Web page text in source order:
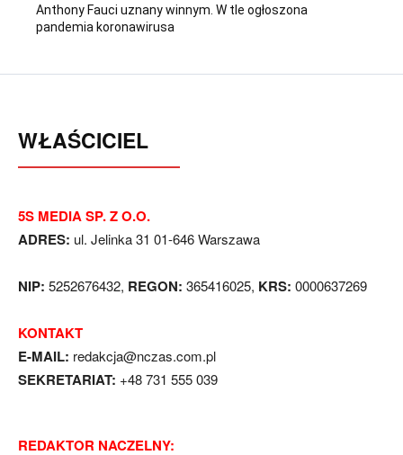
Anthony Fauci uznany winnym. W tle ogłoszona
pandemia koronawirusa
WŁAŚCICIEL
5S MEDIA SP. Z O.O.
ADRES: ul. Jelinka 31 01-646 Warszawa
NIP: 5252676432, REGON: 365416025, KRS: 0000637269
KONTAKT
E-MAIL: redakcja@nczas.com.pl
SEKRETARIAT: +48 731 555 039
REDAKTOR NACZELNY: